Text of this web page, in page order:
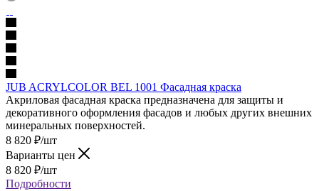
JUB ACRYLCOLOR BEL 1001 Фасадная краска
Акриловая фасадная краска предназначена для защиты и
декоративного оформления фасадов и любых других внешних
минеральных поверхностей.
8 820 ₽/шт
Варианты цен
8 820 ₽/шт
Подробности